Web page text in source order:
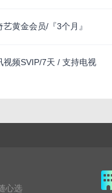
艺黄金会员/『3个月』
视频SVIP/7天 / 支持电视
心选